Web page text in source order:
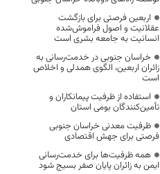
اربعین فرصتی برای بازگشت
عقلانیت و اصول فراموش‌شده
انسانیت به جامعه بشری است
خراسان جنوبی در خدمت‌رسانی به
زائران اربعین، الگوی همدلی و اخلاص
است
استفاده از ظرفیت پیمانکاران و
تأمین‌کنندگان بومی استان
ظرفیت معدنی خراسان جنوبی
فرصتی برای جهش اقتصادی
همه ظرفیت‌ها برای خدمت‌رسانی
ایمن به زائران پایان صفر بسیج شود